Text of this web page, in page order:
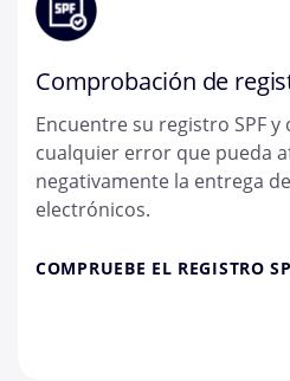
Comprobación de
Encuentre su registro SPF y
cualquier error que pueda
negativamente la entrega
electrónicos.
COMPRUEBE EL REGISTRO